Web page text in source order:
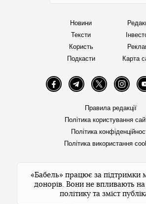
Новини
Тексти
Користь
Подкасти
Карта
FacebookTelegramTwitter
Правила редакції
Політика користування
Політика
Політика використання
«Бабель» працює за підтримки
донорів. Вони не впливають на
політику та зміст